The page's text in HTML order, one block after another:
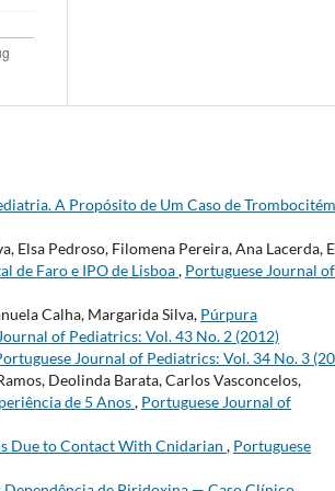
A Propósito de Um Caso de
Elsa Pedroso, Filomena Pereira, Ana Lacerda,
de Faro e IPO de Lisboa, Portuguese Journal of
Calha, Margarida Silva, Púrpura
of Pediatrics: Vol. 43 No. 2 (2012)
Journal of Pediatrics: Vol. 34 No. 3
Deolinda Barata, Carlos Vasconcelos,
de 5 Anos, Portuguese Journal of
Due to Contact With Cnidarian , Portuguese